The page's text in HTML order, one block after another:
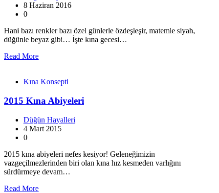
8 Haziran 2016
0
Hani bazı renkler bazı özel günlerle özdeşleşir, matemle siyah,
düğünle beyaz gibi… İşte kına gecesi…
Read More
Kına Konsepti
2015 Kına Abiyeleri
Düğün Hayalleri
4 Mart 2015
0
2015 kına abiyeleri nefes kesiyor! Geleneğimizin
vazgeçilmezlerinden biri olan kına hız kesmeden varlığını
sürdürmeye devam…
Read More